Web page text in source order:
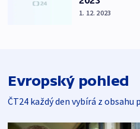
1. 12. 2023
Evropský pohled
ČT24 každý den vybírá z